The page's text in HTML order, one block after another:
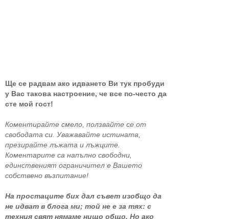
Ще се радвам ако идването Ви тук пробуди
у Вас такова настроение, че все по-често да
сте мой гост!
Коментирайте смело, ползвайте се от
свободата си. Уважавайте истината,
презирайте лъжата и лъжците.
Коментарите са напълно свободни,
единственият ограничител е Вашето
собствено възпитание!
На простаците бих дал съвет изобщо да
не идват в блога ми; той не е за тях: с
техния свят нямаме нищо общо. Но ако